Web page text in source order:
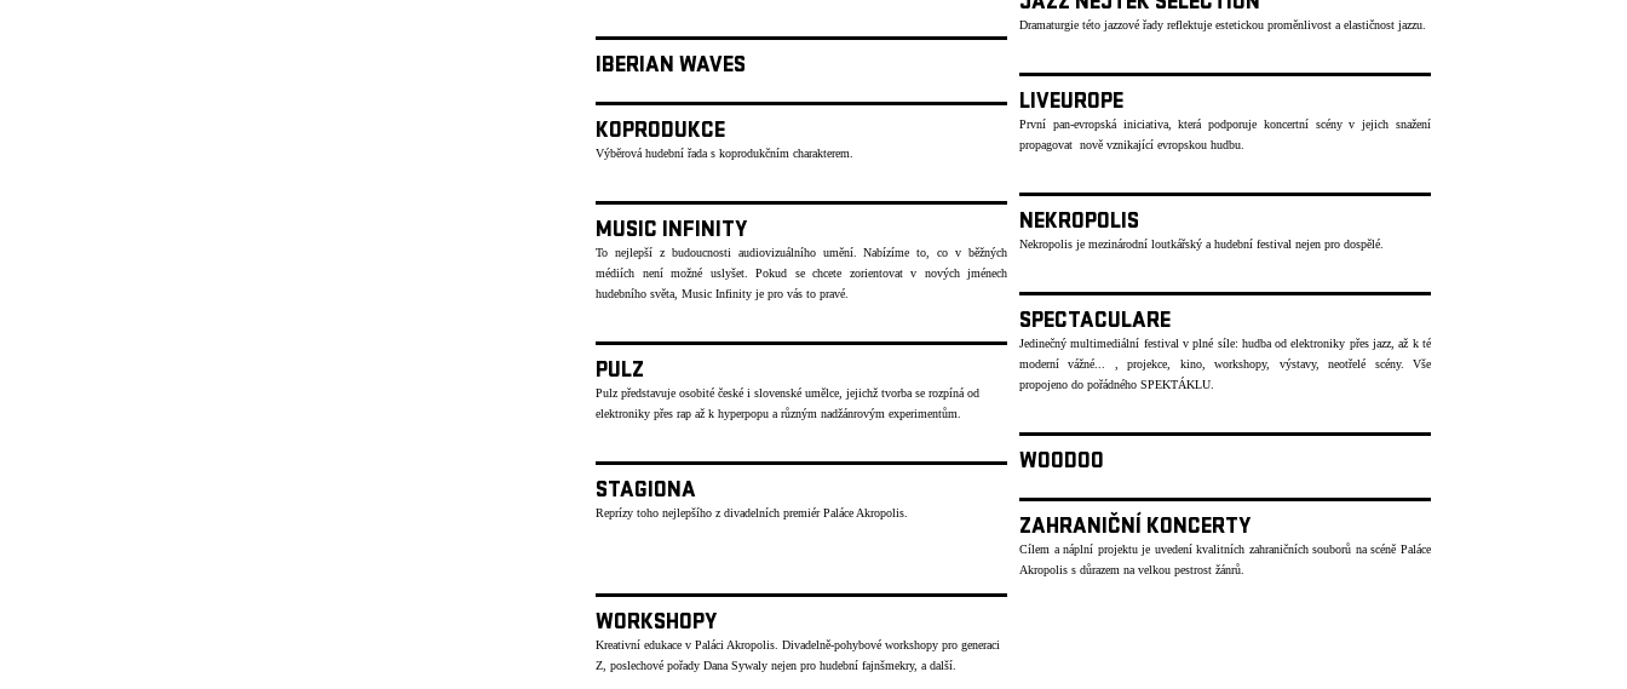
IBERIAN WAVES
Dramaturgie této jazzové řady reflektuje estetickou proměnlivost a elastičnost jazzu.
KOPRODUKCE
Výběrová hudební řada s koprodukčním charakterem.
LIVEUROPE
První pan-evropská iniciativa, která podporuje koncertní scény v jejich snažení
propagovat nově vznikající evropskou hudbu.
MUSIC INFINITY
To nejlepší z budoucnosti audiovizuálního umění. Nabízíme to, co v běžných
médiích není možné uslyšet. Pokud se chcete zorientovat v nových jménech
hudebního světa, Music Infinity je pro vás to pravé.
NEKROPOLIS
Nekropolis je mezinárodní loutkářský a hudební festival nejen pro dospělé.
PULZ
Pulz představuje osobité české i slovenské umělce, jejichž tvorba se rozpíná od
elektroniky přes rap až k hyperpopu a různým nadžánrovým experimentům.
SPECTACULARE
Jedinečný multimediální festival v plné síle: hudba od elektroniky přes jazz, až k té
moderní vážné... , projekce, kino, workshopy, výstavy, neotřelé scény. Vše
propojeno do pořádného SPEKTÁKLU.
STAGIONA
Reprízy toho nejlepšího z divadelních premiér Paláce Akropolis.
WOODOO
WORKSHOPY
Kreativní edukace v Paláci Akropolis. Divadelně-pohybové workshopy pro generaci
Z, poslechové pořady Dana Sywaly nejen pro hudební fajnšmekry, a další.
ZAHRANIČNÍ KONCERTY
Cílem a náplní projektu je uvedení kvalitních zahraničních souborů na scéně Paláce
Akropolis s důrazem na velkou pestrost žánrů.